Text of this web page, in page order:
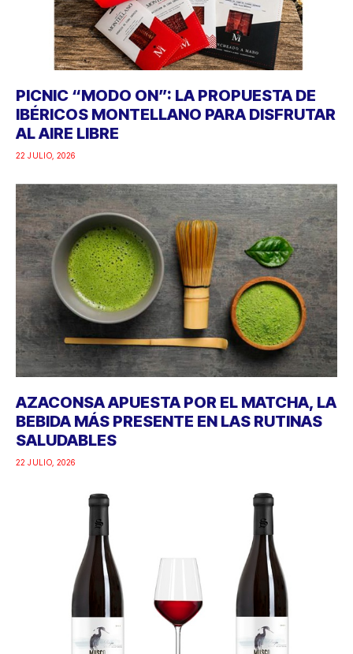
PICNIC “MODO ON”: LA PROPUESTA DE
IBÉRICOS MONTELLANO PARA DISFRUTAR
AL AIRE LIBRE
22 JULIO, 2026
AZACONSA APUESTA POR EL MATCHA, LA
BEBIDA MÁS PRESENTE EN LAS RUTINAS
SALUDABLES
22 JULIO, 2026